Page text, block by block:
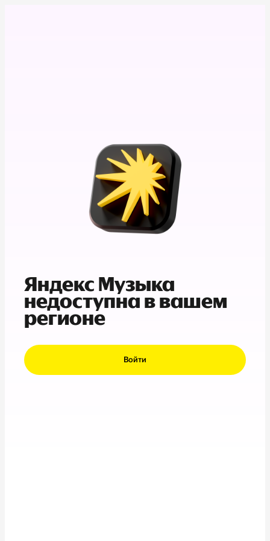
Яндекс Музыка
недоступна в вашем
регионе
Войти